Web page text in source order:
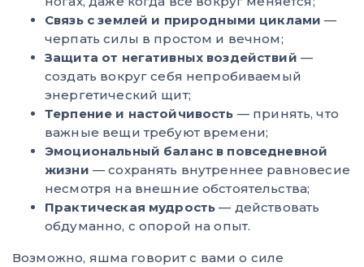
Связь с землей и природными циклами —
черпать силы в простом и вечном;
Защита от негативных воздействий —
создать вокруг себя непробиваемый
энергетический щит;
Терпение и настойчивость — принять, что
важные вещи требуют времени;
Эмоциональный баланс в повседневной
жизни — сохранять внутреннее равновесие
несмотря на внешние обстоятельства;
Практическая мудрость — действовать
обдуманно, с опорой на опыт.
Возможно, яшма говорит с вами о силе